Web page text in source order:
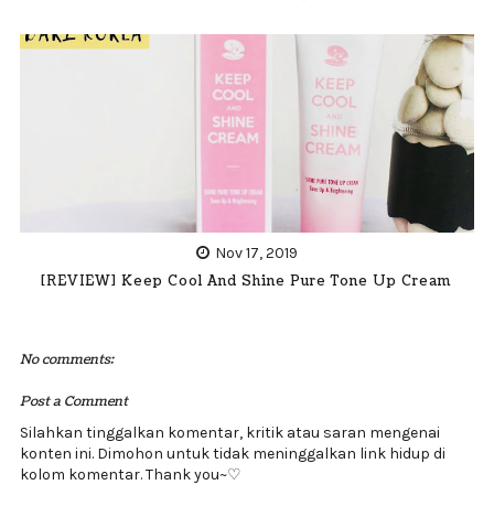
Nov 17, 2019
[REVIEW] Keep Cool And Shine Pure Tone Up Cream
No comments:
Post a Comment
Silahkan tinggalkan komentar, kritik atau saran mengenai
konten ini. Dimohon untuk tidak meninggalkan link hidup di
kolom komentar. Thank you~♡